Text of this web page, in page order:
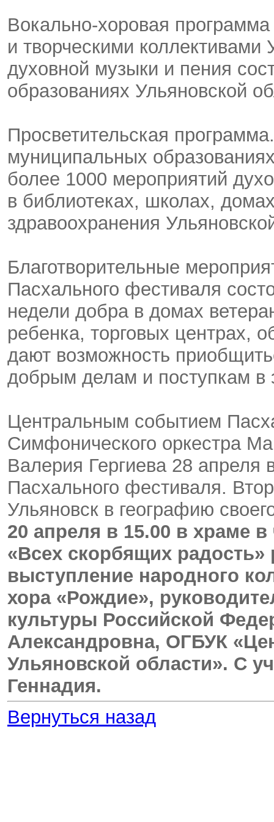
Вокально-хоровая
и творческими
духовной музыки и пения
образованиях Ульяновской
Просветительская
муниципальных
более 1000 мероприятий
в библиотеках, школах,
здравоохранения
Благотворительные
Пасхального фестиваля
недели добра в домах
ребенка, торговых центрах,
дают возможность
добрым делам и поступкам в
Центральным событием
Симфонического оркестра
Валерия Гергиева 28 апреля
Пасхального фестиваля.
Ульяновск в географию
20 апреля в 15.00 в храме
«Всех скорбящих радость»
выступление народного
хора «Рождие»,
культуры Российской
Александровна, ОГБУК
Ульяновской области». С
Геннадия.
Вернуться назад